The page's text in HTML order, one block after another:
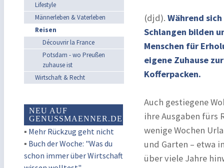
Lifestyle
Männerleben & Vaterleben
Reisen
Découvrir la France
Potsdam - wo Preußen
zuhause ist
Wirtschaft & Recht
NEU AUF
GENUSSMAENNER.DE
▪ Mehr Rückzug geht nicht
▪ Buch der Woche: "Was du
schon immer über Wirtschaft
(djd). Während
Schlangen bilden
Menschen für
eigene Zuhause
Kofferpacken.
Auch gestiegene
ihre Ausgaben fürs
wenige Wochen
und Garten – etwa
über viele Jahre